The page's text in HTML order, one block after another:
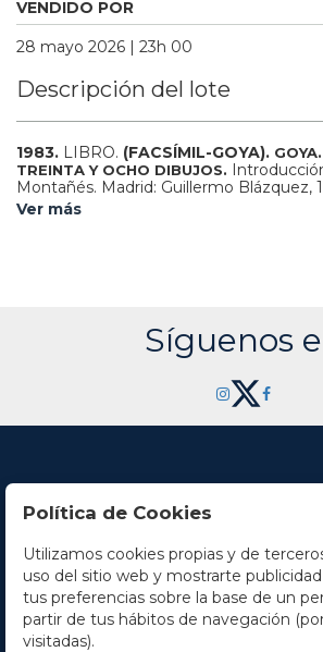
VENDIDO POR
28 mayo 2026 | 23h 00
Descripción del lote
1983. LIBRO. (FACSÍMIL-GOYA).
TREINTA Y OCHO DIBUJOS.
Montañés. Madrid: Guillermo Blázquez,
Edición numerada de 520 ejemplares
Ver más
Síguenos
Contacto
Horario
La empresa
Política de Cookies
Utilizamos cookies propias y de
uso del sitio web y mostrarte
tus preferencias sobre la base de un
partir de tus hábitos de navegación
visitadas).